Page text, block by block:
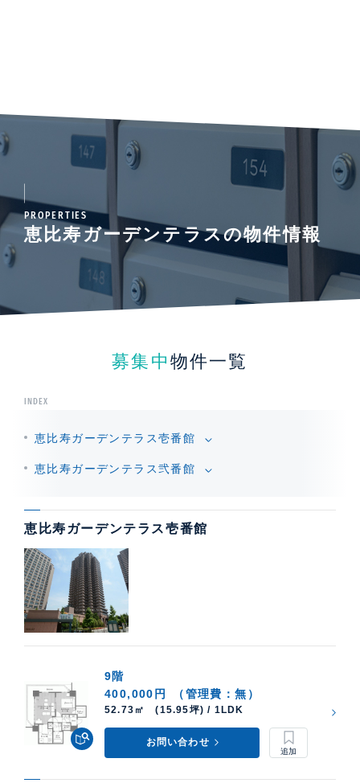
PROPERTIES
恵比寿ガーデンテラスの物件情報
募集中 物件一覧
INDEX
恵比寿ガーデンテラス壱番館
恵比寿ガーデンテラス弐番館
恵比寿ガーデンテラス壱番館
9階
400,000円
（管理費：無）
52.73㎡ (15.95坪) / 1LDK
お問い合わせ